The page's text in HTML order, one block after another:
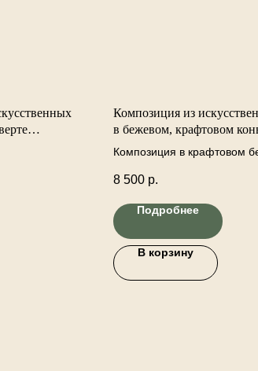
Композиция из
в бежевом, крафтовом
комплименте.
Композиция в крафтовом
составе: искусственные
гортензия, роза кустовая,
листьями и другая
декоративная зелень.
8 500 р.
Подробнее
В корзину